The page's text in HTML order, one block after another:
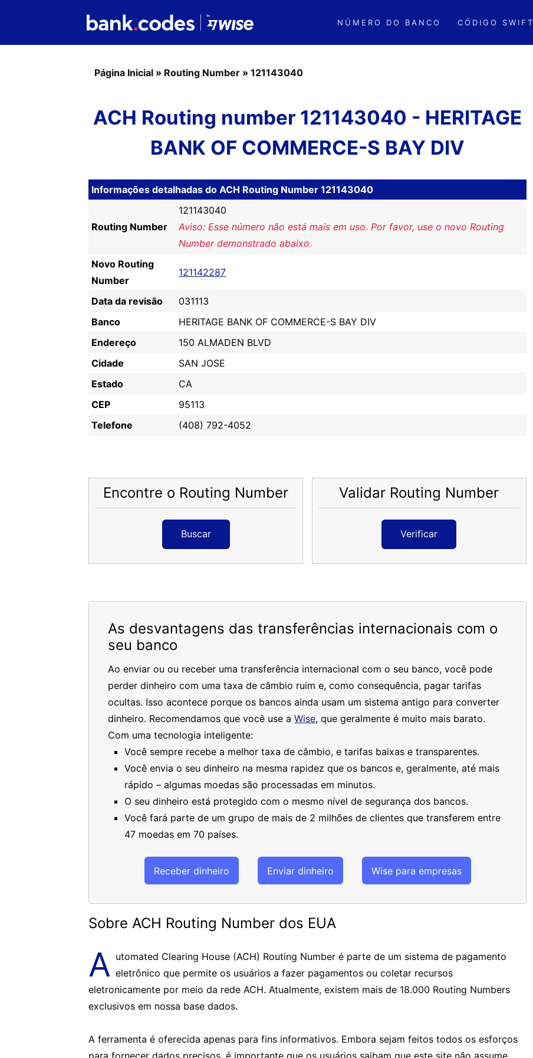
NÚMERO DO BANCO CÓDIGO SWIFT
Página Inicial » Routing Number » 121143040
ACH Routing number 121143040 - HERITAGE
BANK OF COMMERCE-S BAY DIV
Informações detalhadas do ACH Routing Number 121143040
Routing Number
121143040
Aviso: Esse número não está mais em uso. Por favor, use o novo Routing
Number demonstrado abaixo.
Novo Routing
Number
121142287
Data da revisão
031113
Banco
HERITAGE BANK OF COMMERCE-S BAY DIV
Endereço
150 ALMADEN BLVD
Cidade
SAN JOSE
Estado
CA
CEP
95113
Telefone
(408) 792-4052
Encontre o Routing Number
Buscar
Validar Routing Number
Verificar
As desvantagens das transferências internacionais com o
seu banco
Ao enviar ou ou receber uma transferência internacional com o seu banco, você pode
perder dinheiro com uma taxa de câmbio ruim e, como consequência, pagar tarifas
ocultas. Isso acontece porque os bancos ainda usam um sistema antigo para converter
dinheiro. Recomendamos que você use a Wise, que geralmente é muito mais barato.
Com uma tecnologia inteligente:
Você sempre recebe a melhor taxa de câmbio, e tarifas baixas e transparentes.
Você envia o seu dinheiro na mesma rapidez que os bancos e, geralmente, até mais
rápido – algumas moedas são processadas em minutos.
O seu dinheiro está protegido com o mesmo nível de segurança dos bancos.
Você fará parte de um grupo de mais de 2 milhões de clientes que transferem entre
47 moedas em 70 países.
Receber dinheiro Enviar dinheiro Wise para empresas
Sobre ACH Routing Number dos EUA
A utomated Clearing House (ACH) Routing Number é parte de um sistema de pagamento
eletrônico que permite os usuários a fazer pagamentos ou coletar recursos
eletronicamente por meio da rede ACH. Atualmente, existem mais de 18.000 Routing Numbers
exclusivos em nossa base dados.
A ferramenta é oferecida apenas para fins informativos. Embora sejam feitos todos os esforços